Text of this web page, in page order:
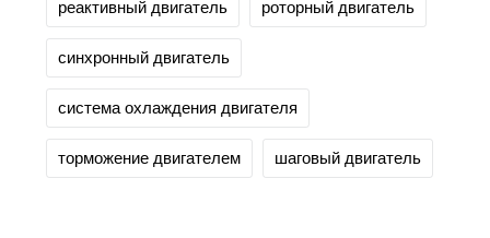
реактивный двигатель роторный двигатель
синхронный двигатель
система охлаждения двигателя
торможение двигателем шаговый двигатель